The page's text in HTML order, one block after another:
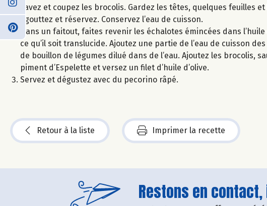
Lavez et coupez les brocolis. Gardez les têtes, quelques feuilles
Egouttez et réservez. Conservez l’eau de cuisson.
Dans un faitout, faites revenir les échalotes émincées dans
ce qu’il soit translucide. Ajoutez une partie de l’eau de cuisson
de bouillon de légumes dilué dans de l’eau. Ajoutez les brocolis,
piment d’Espelette et versez un filet d’huile d’olive.
Servez et dégustez avec du pecorino râpé.
Retour à la liste Imprimer la recette
Restons en